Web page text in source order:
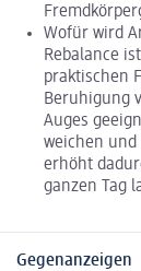
Wofür wird
Rebalance
praktischen
Beruhigung
Auges
weichen und
erhöht
ganzen Tag
Gegenanzeigen